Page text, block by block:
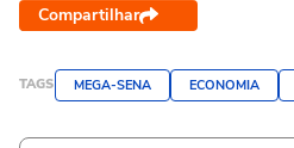
Compartilhar
TAGS MEGA-SENA ECONOMIA